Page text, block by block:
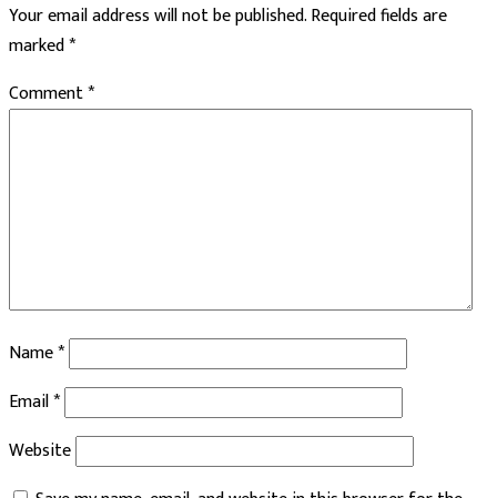
Your email address will not be published.Required fields are
marked*
Comment*
Name*
Email*
Website